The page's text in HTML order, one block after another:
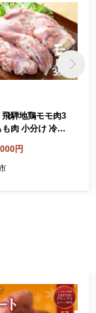
騨地鶏モモ肉3
肉 小分け 冷凍
円